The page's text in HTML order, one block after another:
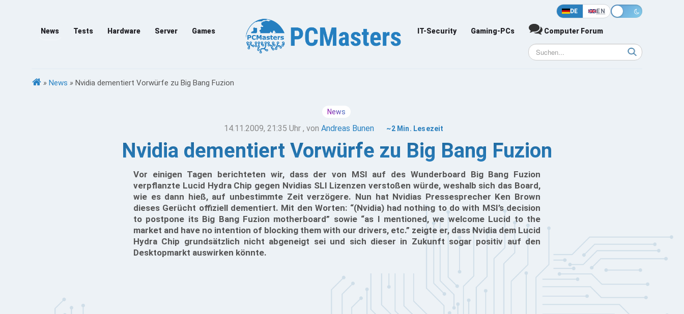
DE EN
News Tests Hardware Server Games IT-Security Gaming-PCs Computer Forum
» News » Nvidia dementiert Vorwürfe zu Big Bang Fuzion
News
14.11.2009, 21:35 Uhr , vonAndreas Bunen ~2 Min. Lesezeit
Nvidia dementiert Vorwürfe zu Big Bang Fuzion
Vor einigen Tagen berichteten wir, dass der von MSI auf des Wunderboard Big Bang Fuzion
verpflanzte Lucid Hydra Chip gegen Nvidias SLI Lizenzen verstoßen würde, weshalb sich das Board,
wie es dann hieß, auf unbestimmte Zeit verzögere. Nun hat Nvidias Pressesprecher Ken Brown
dieses Gerücht offiziell dementiert. Mit den Worten: “(Nvidia) had nothing to do with MSI’s decision
to postpone its Big Bang Fuzion motherboard” sowie “as I mentioned, we welcome Lucid to the
market and have no intention of blocking them with our drivers, etc.” zeigte er, dass Nvidia dem Lucid
Hydra Chip grundsätzlich nicht abgeneigt sei und sich dieser in Zukunft sogar positiv auf den
Desktopmarkt auswirken könnte.